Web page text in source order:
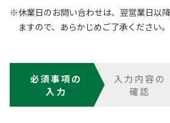
保管場所使用承諾証明書発行
ナイスオールライフサービス
重要事項調査依頼受付
よくある質問
提供サービス
採用情報
※休業日のお問い合わせは、翌営業日以
ますので、あらかじめご了承ください。
必須事項の
入力
入力内容の
確認